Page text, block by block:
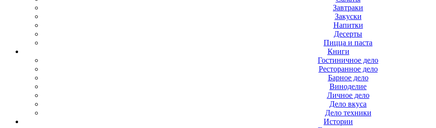
Завтраки
Закуски
Напитки
Десерты
Пицца и паста
Книги
Гостиничное дело
Ресторанное дело
Барное дело
Виноделие
Личное дело
Дело вкуса
Дело техники
Истории